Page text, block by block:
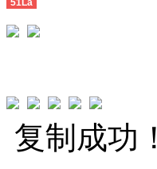
51La
复制成功！